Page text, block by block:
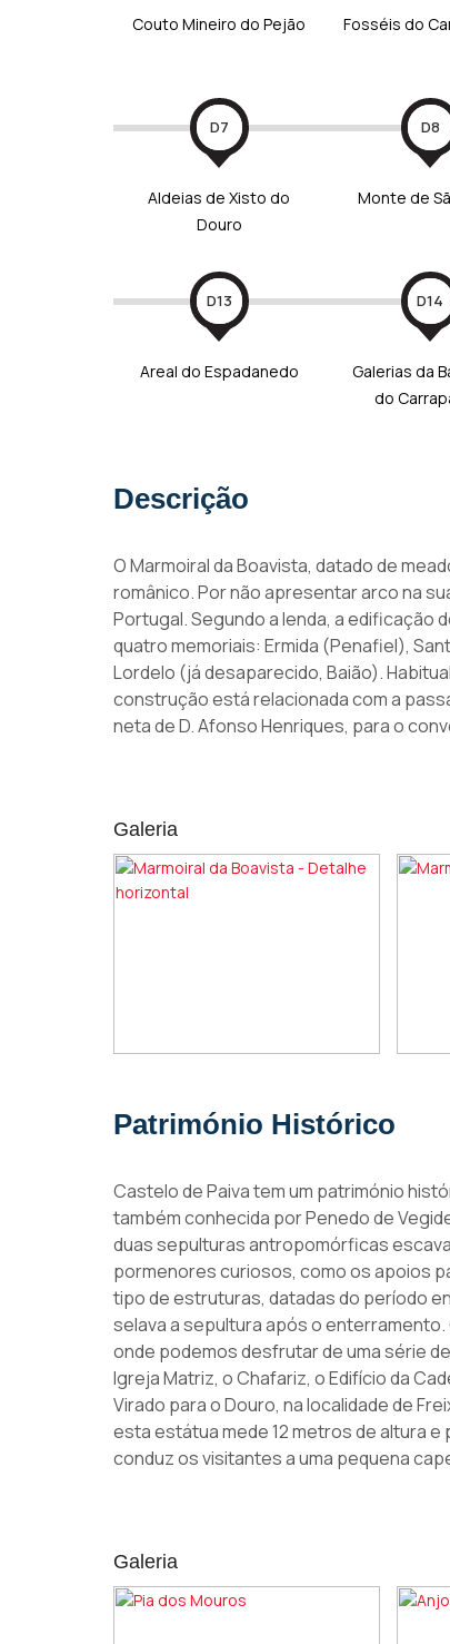
Couto Mineiro do Pejão Fosséis do
D7
Aldeias de Xisto do
Douro
D8
Monte de
D13
Areal do Espadanedo
D14
Galerias da
do
Descrição
O Marmoiral da Boavista, datado de
românico. Por não apresentar arco na
Portugal. Segundo a lenda, a edificação
quatro memoriais: Ermida (Penafiel),
Lordelo (já desaparecido, Baião).
construção está relacionada com a
neta de D. Afonso Henriques, para o
Galeria
Património Histórico
Castelo de Paiva tem um património
também conhecida por Penedo de
duas sepulturas antropomórficas
pormenores curiosos, como os apoios
tipo de estruturas, datadas do período
selava a sepultura após o
onde podemos desfrutar de uma série
Igreja Matriz, o Chafariz, o Edifício da
Virado para o Douro, na localidade de
esta estátua mede 12 metros de altura e
conduz os visitantes a uma pequena
Galeria